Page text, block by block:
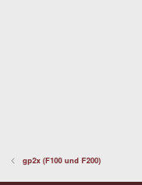
gp2x (F100 und F200)